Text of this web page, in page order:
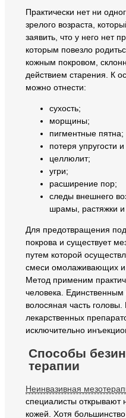
Практически нет ни
зрелого возраста,
заявить, что у него нет
которым повезло
кожным покровом,
действием старения. К
можно отнести:
сухость;
морщины;
пигментные пятна;
потеря упругости
целлюлит;
угри;
расширение пор;
следы внешнего
шрамы, растяжки и
Для предотвращения
покрова и существует
путем которой
смеси омолаживающих и
Метод применим
человека.
волосяная часть
лекарственных
исключительно
Способы
терапии
Неинвазивная
специалисты открывают
кожей. Хотя